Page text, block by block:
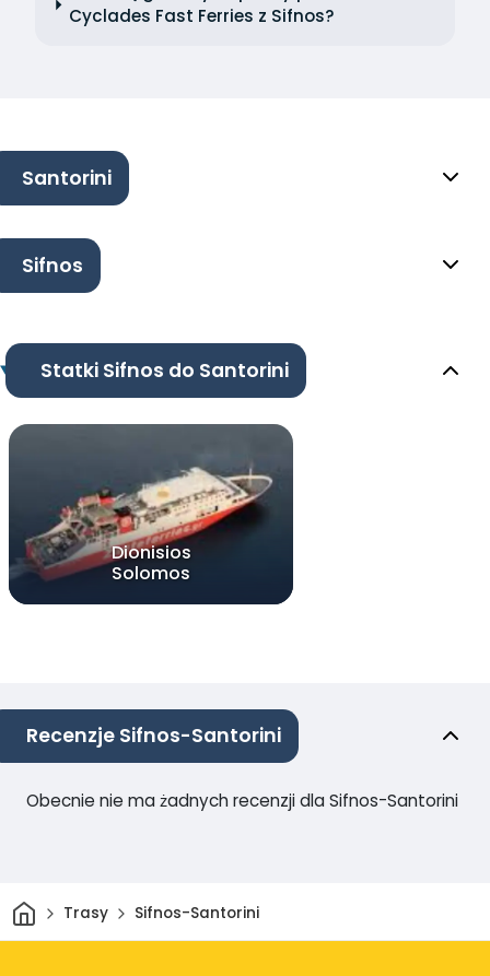
Cyclades Fast Ferries z Sifnos?
Santorini
Sifnos
Statki Sifnos do Santorini
Dionisios
Solomos
Recenzje Sifnos-Santorini
Obecnie nie ma żadnych recenzji dla Sifnos-Santorini
DomTrasy Sifnos-Santorini